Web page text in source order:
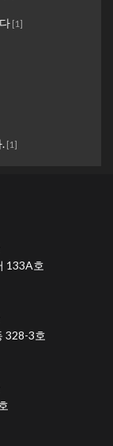
[1]
[1]
133A호
328-3호